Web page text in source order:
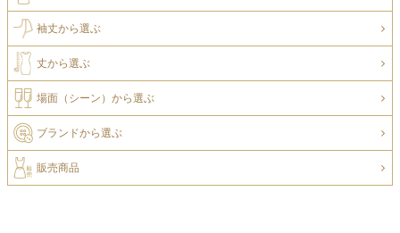
袖丈から選ぶ
丈から選ぶ
場面（シーン）から選ぶ
ブランドから選ぶ
販売商品